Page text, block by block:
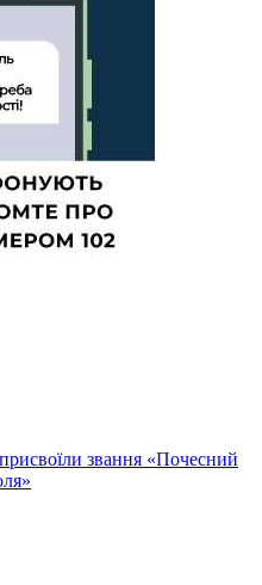
звання «Почесний